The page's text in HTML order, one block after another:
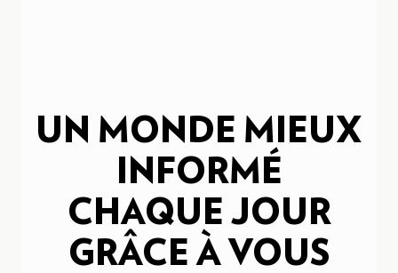
UN MONDE MIEUX
INFORMÉ
CHAQUE JOUR
GRÂCE À VOUS